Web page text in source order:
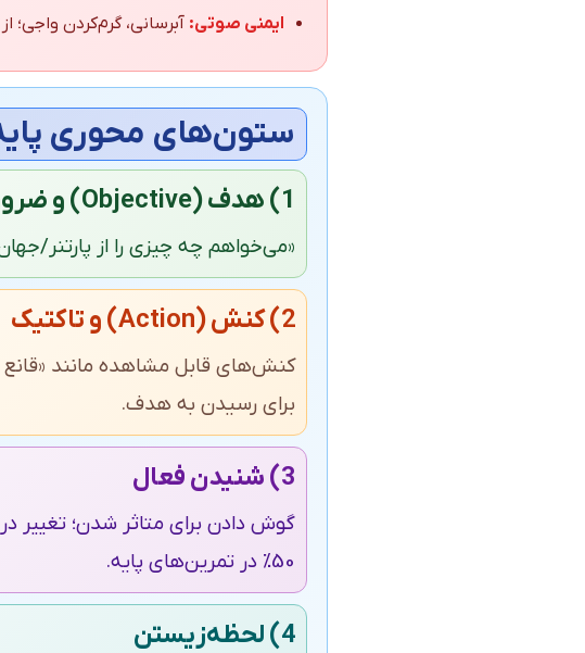
ایمنی صوتی: آبرسانی، گرم‌کردن
ستون‌های محوری
1) هدف (Objective) و ضرورت
«می‌خواهم چه چیزی را از پارتنر/
2) کنش (Action) و تاکتیک
کنش‌های قابل مشاهده مانند «قانع
برای رسیدن به هدف.
3) شنیدن فعال
گوش دادن برای متاثر شدن؛ تغییر
50٪ در تمرین‌های پایه.
4) لحظه‌زیستن